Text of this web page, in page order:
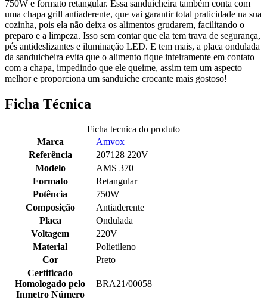
750W e formato retangular. Essa sanduicheira também conta com
uma chapa grill antiaderente, que vai garantir total praticidade na sua
cozinha, pois ela não deixa os alimentos grudarem, facilitando o
preparo e a limpeza. Isso sem contar que ela tem trava de segurança,
pés antideslizantes e iluminação LED. E tem mais, a placa ondulada
da sanduicheira evita que o alimento fique inteiramente em contato
com a chapa, impedindo que ele queime, assim tem um aspecto
melhor e proporciona um sanduíche crocante mais gostoso!
Ficha Técnica
Ficha tecnica do produto
Marca
Amvox
Referência
207128 220V
Modelo
AMS 370
Formato
Retangular
Potência
750W
Composição
Antiaderente
Placa
Ondulada
Voltagem
220V
Material
Polietileno
Cor
Preto
Certificado
Homologado pelo
Inmetro Número
BRA21/00058